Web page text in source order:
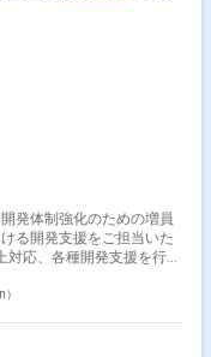
発体制強化のための増員
応、各種開発支援を行っ
ただく想定です。 参画後